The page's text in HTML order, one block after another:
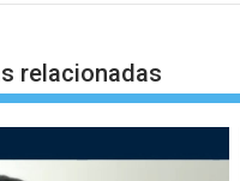
relacionadas